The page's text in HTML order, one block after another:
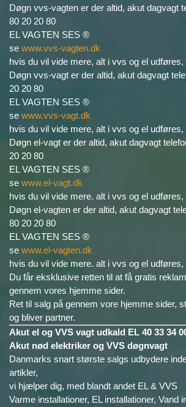
Døgn vvs-vagten er der altid, akut dagvagt
80 20 20 80
EL VAGTEN SES ®
se www.vvs-vagten.dk
hvis du vil vide mere, alt i vvs og el
Døgn vvs-vagt er der altid, akut dagvagt
20 20 80
EL VAGTEN SES ®
se www.vvs-vagt.dk
hvis du vil vide mere, alt i vvs og el
Døgn el-vagt er der altid, akut dagvagt
20 20 80
EL VAGTEN SES ®
se www.el-vagt.dk
hvis du vil vide mere. alt i vvs og el
Døgn el-vagten er der altid, akut dagvagt
80 20 20 80
EL VAGTEN SES ®
se www.el-vagten.dk
hvis du vil vide mere. alt i vvs og el
Du får eksklusive retten til at få gratis
gennem vores hjemme sider.
Ret til salg på gennem vore hjemme sider,
og bliver partner.
Akut el og VVS vagt udkald EL 40 33 34
Akut nød elektriker og VVS døgnvagt
Danmarks snart største salgs udbydere
artikler,
vi hjælper dig, med blandt andet EL & VVS
Varme installationer, EL installationer, Vand